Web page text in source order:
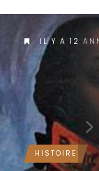
IL Y A 12
HISTOIRE